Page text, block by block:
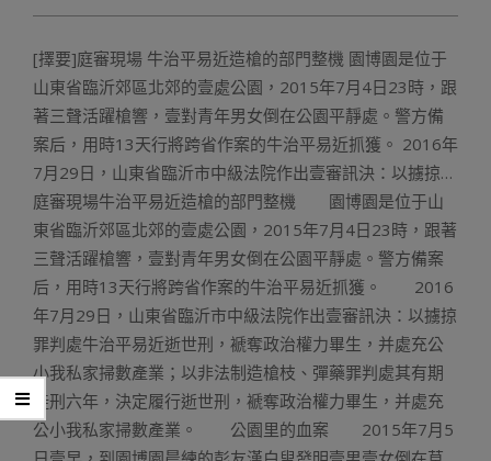
[擇要]庭審現場 牛治平易近造槍的部門整機 園博園是位于
山東省臨沂郊區北郊的壹處公園，2015年7月4日23時，跟
著三聲活躍槍響，壹對青年男女倒在公園平靜處。警方備
案后，用時13天行將跨省作案的牛治平易近抓獲。 2016年
7月29日，山東省臨沂市中級法院作出壹審訊決：以擄掠…
庭審現場牛治平易近造槍的部門整機 園博園是位于山
東省臨沂郊區北郊的壹處公園，2015年7月4日23時，跟著
三聲活躍槍響，壹對青年男女倒在公園平靜處。警方備案
后，用時13天行將跨省作案的牛治平易近抓獲。 2016
年7月29日，山東省臨沂市中級法院作出壹審訊決：以擄掠
罪判處牛治平易近逝世刑，褫奪政治權力畢生，并處充公
小我私家掃數產業；以非法制造槍枝、彈藥罪判處其有期
徒刑六年，決定履行逝世刑，褫奪政治權力畢生，并處充
公小我私家掃數產業。 公園里的血案 2015年7月5